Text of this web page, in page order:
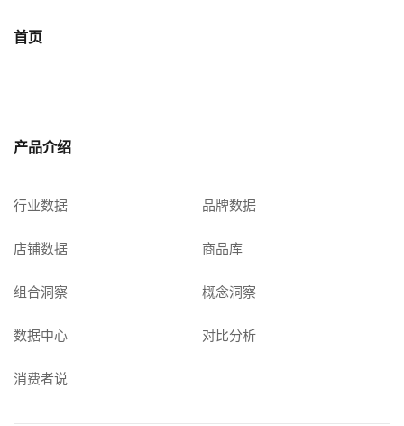
首页
产品介绍
行业数据 品牌数据
店铺数据 商品库
组合洞察 概念洞察
数据中心 对比分析
消费者说